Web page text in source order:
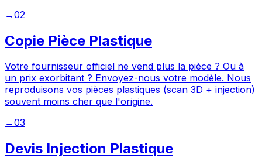
→02
Copie Pièce Plastique
Votre fournisseur officiel ne vend plus la pièce ? Ou à
un prix exorbitant ? Envoyez-nous votre modèle. Nous
reproduisons vos pièces plastiques (scan 3D + injection)
souvent moins cher que l'origine.
→03
Devis Injection Plastique